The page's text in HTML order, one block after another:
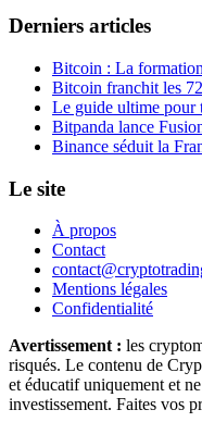
Derniers articles
Bitcoin : La formation
Bitcoin franchit les
Le guide ultime pour
Bitpanda lance
Binance séduit la
Le site
À propos
Contact
Mentions légales
Confidentialité
Avertissement : les
risqués. Le contenu de
et éducatif uniquement et
investissement. Faites vos